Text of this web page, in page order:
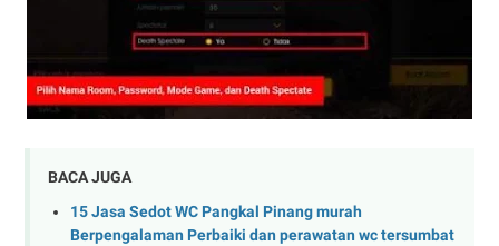
BACA JUGA
15 Jasa Sedot WC Pangkal Pinang murah
Berpengalaman Perbaiki dan perawatan wc tersumbat